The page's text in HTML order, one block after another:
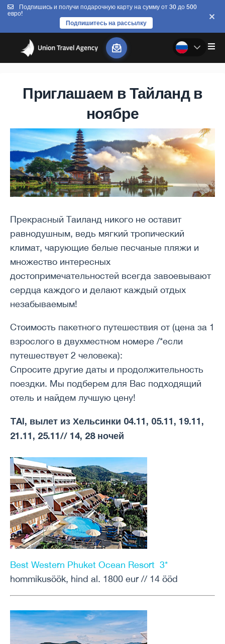
Подпишись и получи подарочную карту на сумму от 30 до 500
евро!
Подпишитесь на рассылку
Приглашаем в Тайланд в
ноябре
Прекрасный Таиланд никого не оставит
равнодушным, ведь мягкий тропический
климат, чарующие белые песчаные пляжи и
множество интересных
достопримечательностей всегда завоевывают
сердца каждого и делают каждый отдых
незабываемым!
Стоимость пакетного путешествия от (цена за 1
взрослого в двухместном номере /*если
путешествует 2 человека):
Спросите другие даты и продолжительность
поездки. Мы подберем для Вас подходящий
отель и найдем лучшую цену!
TAI, вылет из Хельсинки 04.11, 05.11, 19.11,
21.11, 25.11// 14, 28 ночей
Best Western Phuket Ocean Resort 3*
hommikusöök, hind al. 1800 eur // 14 ööd